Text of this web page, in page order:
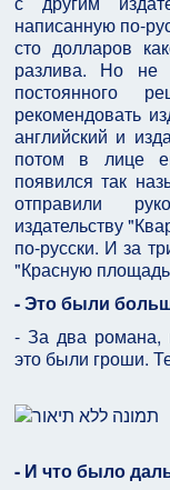
написанную по-
сто долларов
разлива. Но не
постоянного
рекомендовать
английский и
потом в лице
появился так
отправили
издательству
по-русски. И за
"Красную
- Это были
- За два романа,
это были гроши.
- И что было